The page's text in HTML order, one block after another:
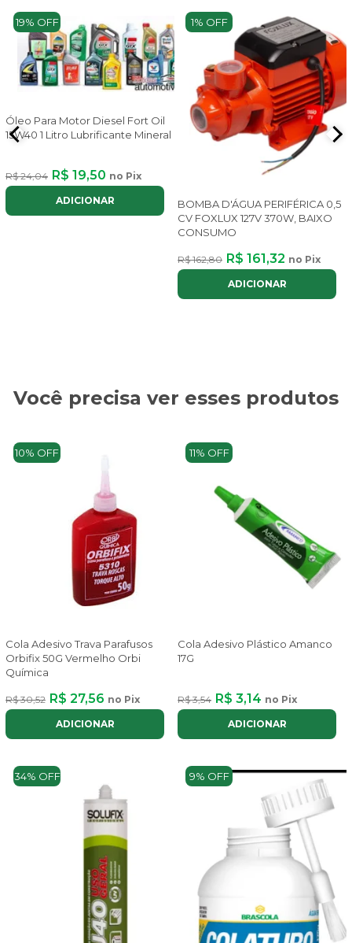
19% OFF
Óleo Para Motor Diesel Fort Oil
15W40 1 Litro Lubrificante Mineral
R$ 24,04 R$ 19,50 no Pix
ADICIONAR
1% OFF
BOMBA D'ÁGUA PERIFÉRICA 0,5
CV FOXLUX 127V 370W, BAIXO
CONSUMO
R$ 162,80 R$ 161,32 no Pix
ADICIONAR
Você precisa ver esses produtos
10% OFF
Cola Adesivo Trava Parafusos
Orbifix 50G Vermelho Orbi
Química
R$ 30,52 R$ 27,56 no Pix
ADICIONAR
11% OFF
Cola Adesivo Plástico Amanco
17G
R$ 3,54 R$ 3,14 no Pix
ADICIONAR
34% OFF 9% OFF